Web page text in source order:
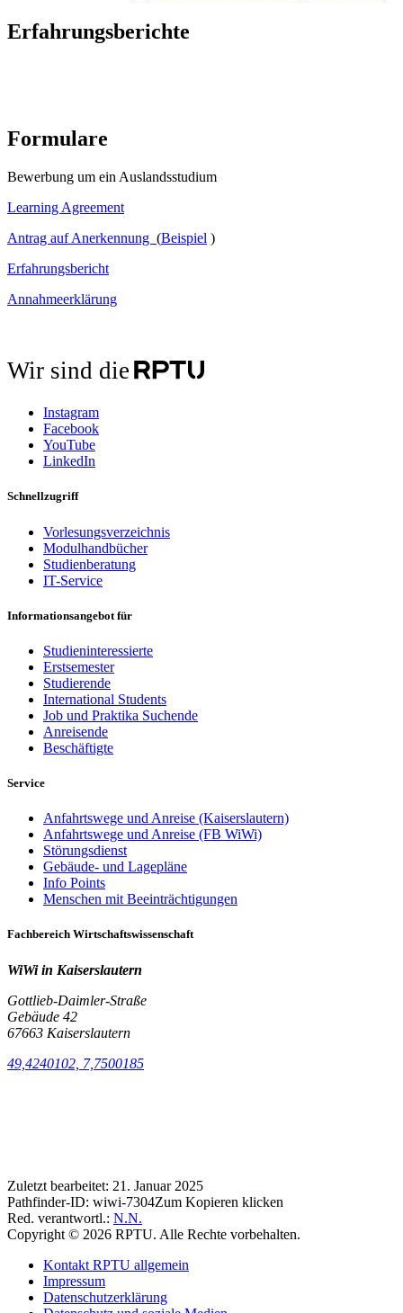
Erfahrungsberichte
Formulare
Bewerbung um ein Auslandsstudium
Learning Agreement
Antrag auf Anerkennung (Beispiel )
Erfahrungsbericht
Annahmeerklärung
Wir sind die
Instagram
Facebook
YouTube
LinkedIn
Schnellzugriff
Vorlesungsverzeichnis
Modulhandbücher
Studienberatung
IT-Service
Informationsangebot für
Studieninteressierte
Erstsemester
Studierende
International Students
Job und Praktika Suchende
Anreisende
Beschäftigte
Service
Anfahrtswege und Anreise (Kaiserslautern)
Anfahrtswege und Anreise (FB WiWi)
Störungsdienst
Gebäude- und Lagepläne
Info Points
Menschen mit Beeinträchtigungen
Fachbereich Wirtschaftswissenschaft
WiWi in Kaiserslautern
Gottlieb-Daimler-Straße
Gebäude 42
67663 Kaiserslautern
49,4240102, 7,7500185
Zuletzt bearbeitet: 21. Januar 2025
Pathfinder-ID: wiwi-7304Zum Kopieren klicken
Red. verantwortl.: N.N.
Copyright © 2026 RPTU. Alle Rechte vorbehalten.
Kontakt RPTU allgemein
Impressum
Datenschutzerklärung